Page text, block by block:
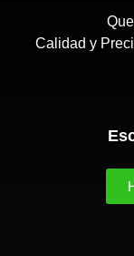
Calidad y